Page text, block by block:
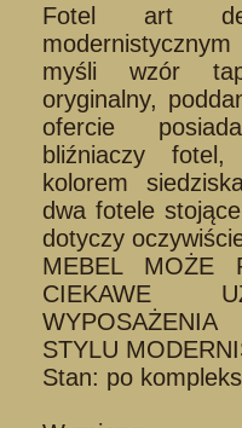
Fotel art
myśli wzór
oryginalny,
ofercie
bliźniaczy
kolorem
dwa fotele
dotyczy
MEBEL MOŻE
CIEKAWE
STYLU
Stan: po